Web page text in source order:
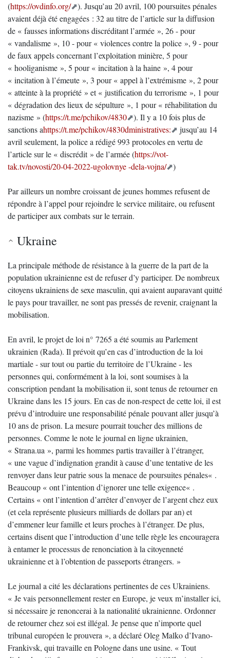
(https://ovdinfo.org/
). Jusqu’au 20 avril, 100 poursuites pénales
avaient déjà été engagées : 32 au titre de l’article sur la diffusion
de « fausses informations discréditant l’armée », 26 - pour
« vandalisme », 10 - pour « violences contre la police », 9 - pour
de faux appels concernant l’exploitation minière, 5 pour
« hooliganisme », 5 pour « incitation à la haine », 4 pour
« incitation à l’émeute », 3 pour « appel à l’extrémisme », 2 pour
« atteinte à la propriété » et « justification du terrorisme », 1 pour
« dégradation des lieux de sépulture », 1 pour « réhabilitation du
nazisme » (https://t.me/pchikov/4830
). Il y a 10 fois plus de
sanctions ahttps://t.me/pchikov/4830dministratives:
jusqu’au 14
avril seulement, la police a rédigé 993 protocoles en vertu de
l’article sur le « discrédit » de l’armée (https://vot-
tak.tv/novosti/20-04-2022-ugolovnye -dela-vojna/
)
Par ailleurs un nombre croissant de jeunes hommes refusent de
répondre à l’appel pour rejoindre le service militaire, ou refusent
de participer aux combats sur le terrain.
Ukraine
La principale méthode de résistance à la guerre de la part de la
population ukrainienne est de refuser d’y participer. De nombreux
citoyens ukrainiens de sexe masculin, qui avaient auparavant quitté
le pays pour travailler, ne sont pas pressés de revenir, craignant la
mobilisation.
En avril, le projet de loi n° 7265 a été soumis au Parlement
ukrainien (Rada). Il prévoit qu’en cas d’introduction de la loi
martiale - sur tout ou partie du territoire de l’Ukraine - les
personnes qui, conformément à la loi, sont soumises à la
conscription pendant la mobilisation ii, sont tenus de retourner en
Ukraine dans les 15 jours. En cas de non-respect de cette loi, il est
prévu d’introduire une responsabilité pénale pouvant aller jusqu’à
10 ans de prison. La mesure pourrait toucher des millions de
personnes. Comme le note le journal en ligne ukrainien,
« Strana.ua », parmi les hommes partis travailler à l’étranger,
« une vague d’indignation grandit à cause d’une tentative de les
renvoyer dans leur patrie sous la menace de poursuites pénales« .
Beaucoup « ont l’intention d’ignorer une telle exigence« .
Certains « ont l’intention d’arrêter d’envoyer de l’argent chez eux
(et cela représente plusieurs milliards de dollars par an) et
d’emmener leur famille et leurs proches à l’étranger. De plus,
certains disent que l’introduction d’une telle règle les encouragera
à entamer le processus de renonciation à la citoyenneté
ukrainienne et à l’obtention de passeports étrangers. »
Le journal a cité les déclarations pertinentes de ces Ukrainiens.
« Je vais personnellement rester en Europe, je veux m’installer ici,
si nécessaire je renoncerai à la nationalité ukrainienne. Ordonner
de retourner chez soi est illégal. Je pense que n’importe quel
tribunal européen le prouvera », a déclaré Oleg Malko d’Ivano-
Frankivsk, qui travaille en Pologne dans une usine. « Tout